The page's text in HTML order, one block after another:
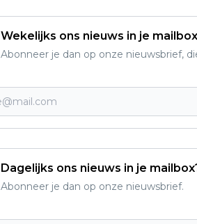
Wekelijks ons nieuws in je
Abonneer je dan op onze nieuwsbrief,
Dagelijks ons nieuws in je
Abonneer je dan op onze nieuwsbrief.